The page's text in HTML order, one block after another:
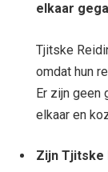
elkaar
Tjitske
omdat hun
Er zijn geen
elkaar en
Zijn Tjitske